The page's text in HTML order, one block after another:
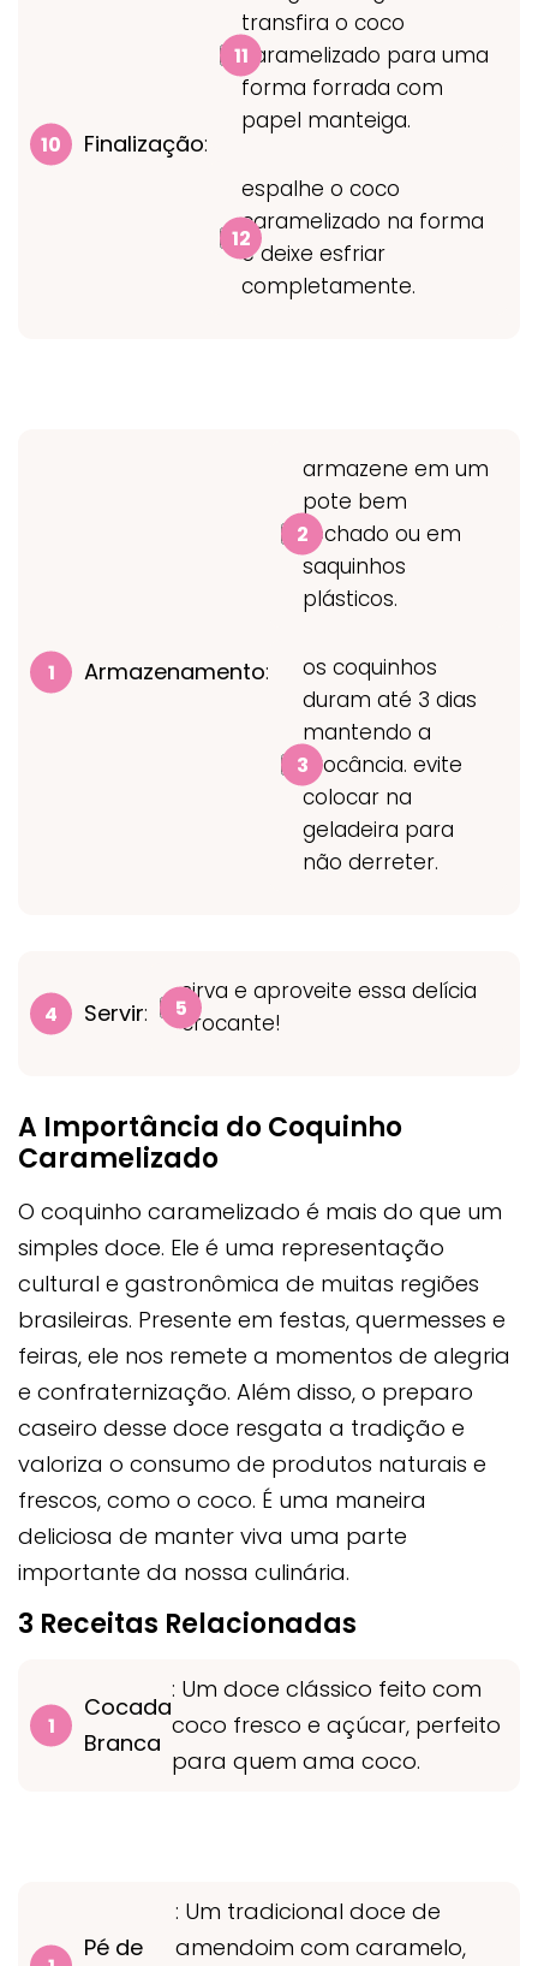
Finalização:
transfira o coco
caramelizado para uma
forma forrada com
papel manteiga.
espalhe o coco
caramelizado na forma
e deixe esfriar
completamente.
Armazenamento:
armazene em um
pote bem
fechado ou em
saquinhos
plásticos.
os coquinhos
duram até 3 dias
mantendo a
crocância. evite
colocar na
geladeira para
não derreter.
Servir:
sirva e aproveite essa delícia
crocante!
A Importância do Coquinho
Caramelizado
O coquinho caramelizado é mais do que um
simples doce. Ele é uma representação
cultural e gastronômica de muitas regiões
brasileiras. Presente em festas, quermesses e
feiras, ele nos remete a momentos de alegria
e confraternização. Além disso, o preparo
caseiro desse doce resgata a tradição e
valoriza o consumo de produtos naturais e
frescos, como o coco. É uma maneira
deliciosa de manter viva uma parte
importante da nossa culinária.
3 Receitas Relacionadas
Cocada
Branca
: Um doce clássico feito com
coco fresco e açúcar, perfeito
para quem ama coco.
Pé de
: Um tradicional doce de
amendoim com caramelo,